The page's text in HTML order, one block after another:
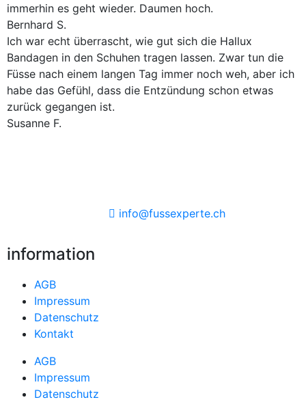
immerhin es geht wieder. Daumen hoch.
Bernhard S.
Ich war echt überrascht, wie gut sich die Hallux
Bandagen in den Schuhen tragen lassen. Zwar tun die
Füsse nach einem langen Tag immer noch weh, aber ich
habe das Gefühl, dass die Entzündung schon etwas
zurück gegangen ist.
Susanne F.
info@fussexperte.ch
information
AGB
Impressum
Datenschutz
Kontakt
AGB
Impressum
Datenschutz